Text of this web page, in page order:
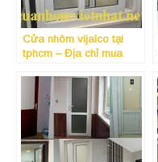
Cửa nhôm vijalco tại
tphcm – Địa chỉ mua
tưởng